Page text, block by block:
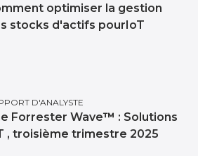
optimiser la gestion
stocks d'actifs pourIoT
D'ANALYSTE
Forrester Wave™️ : Solutions
, troisième trimestre 2025